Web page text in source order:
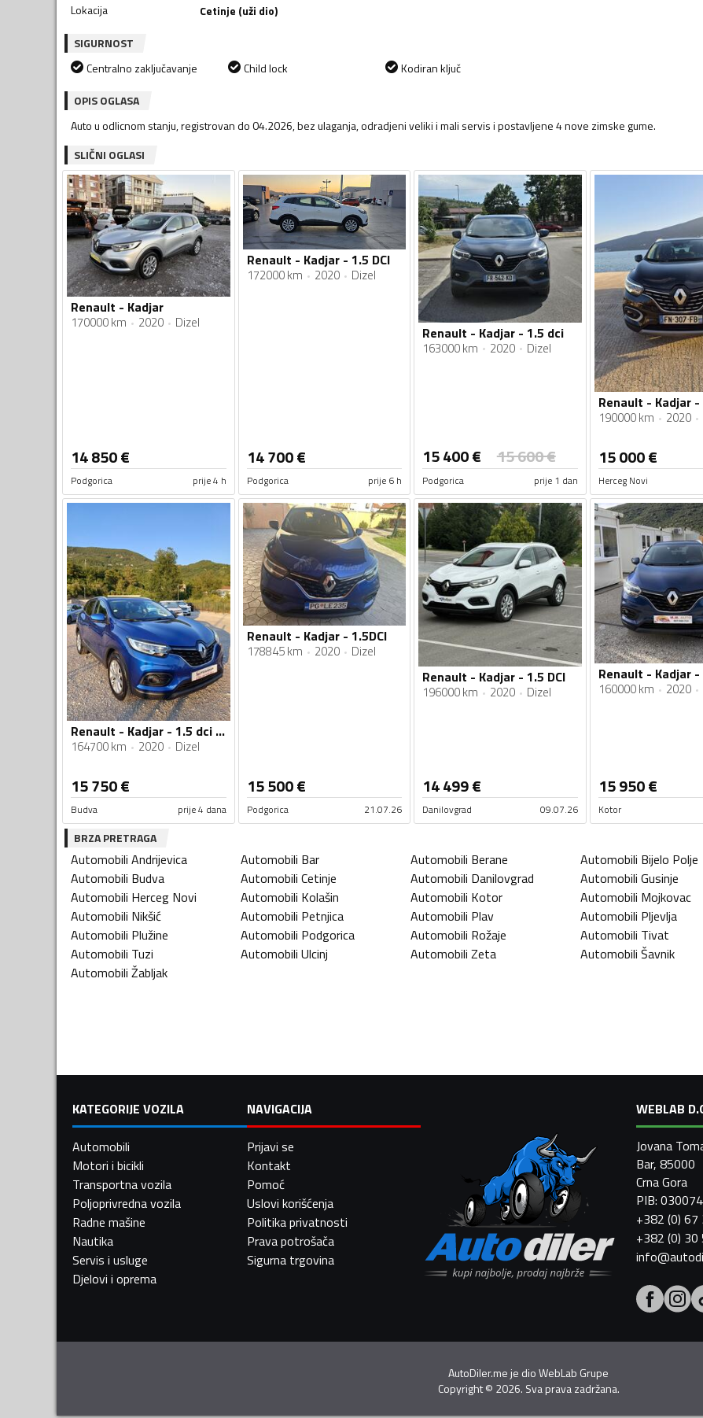
Lokacija
Cetinje (uži dio)
SIGURNOST
Centralno zaključavanje
Child lock
Kodiran ključ
OPIS OGLASA
Auto u odlicnom stanju, registrovan do 04.2026, bez ulaganja, odradjeni veliki i mali servis i postavljene 4 nove zimske gume.
SLIČNI OGLASI
Renault - Kadjar
170000 km 2020 Dizel
14 850€
Podgorica prije 4 h
Renault - Kadjar - 1.5 DCI
172000 km 2020 Dizel
14 700€
Podgorica prije 6 h
Renault - Kadjar - 1.5 dci
163000 km 2020 Dizel
15 400€ 15 600€
Podgorica prije 1 dan
190000 km 2020
15 000€
Herceg Novi
Renault - Kadjar - 1.5 dci Automatic
164700 km 2020 Dizel
15 750€
Budva prije 4 dana
Renault - Kadjar - 1.5DCI
178845 km 2020 Dizel
15 500€
Podgorica 21.07.26
Renault - Kadjar - 1.5 DCI
196000 km 2020 Dizel
14 499€
Danilovgrad 09.07.26
160000 km 2020
15 950€
Kotor
BRZA PRETRAGA
Automobili Andrijevica Automobili Bar Automobili Berane Automobili Bijelo Polje
Automobili Budva Automobili Cetinje Automobili Danilovgrad Automobili Gusinje
Automobili Herceg Novi Automobili Kolašin Automobili Kotor Automobili Mojkovac
Automobili Nikšić Automobili Petnjica Automobili Plav Automobili Pljevlja
Automobili Plužine Automobili Podgorica Automobili Rožaje Automobili Tivat
Automobili Tuzi Automobili Ulcinj Automobili Zeta Automobili Šavnik
Automobili Žabljak
KATEGORIJE VOZILA
Automobili
Motori i bicikli
Transportna vozila
Poljoprivredna vozila
Radne mašine
Nautika
Servis i usluge
Djelovi i oprema
NAVIGACIJA
Prijavi se
Kontakt
Pomoć
Uslovi korišćenja
Politika privatnosti
Prava potrošača
Sigurna trgovina
WEBLAB
Jovana
Bar, 85000
Crna Gora
PIB:
+382 (0)
+382 (0)
AutoDiler.me je dioWebLab Grupe
Copyright© 2026. Sva prava zadržana.